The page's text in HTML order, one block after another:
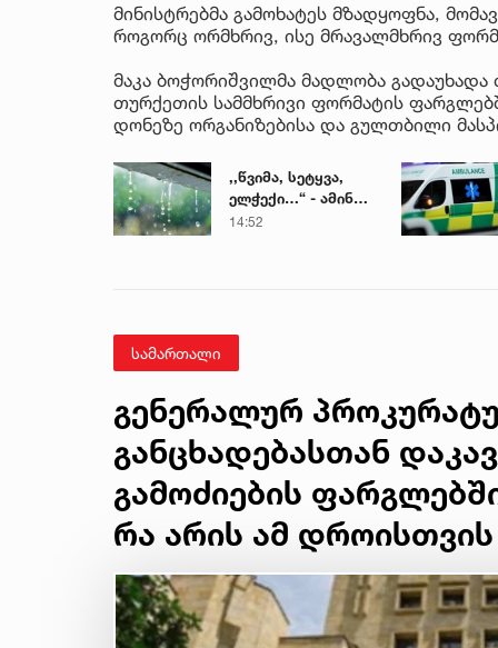
მინისტრებმა გამოხატეს მზადყოფნა,
როგორც ორმხრივ, ისე მრავალმხრივ
მაკა ბოჭორიშვილმა მადლობა
თურქეთის სამმხრივი ფორმატის
დონეზე ორგანიზებისა და გულთბილი
,,წვიმა, სეტყვა,
ელჭექი…“ - ამინდი
უარესდება
14:52
სამართალი
გენერალურ
განცხადებასთან
გამოძიების
რა არის ამ